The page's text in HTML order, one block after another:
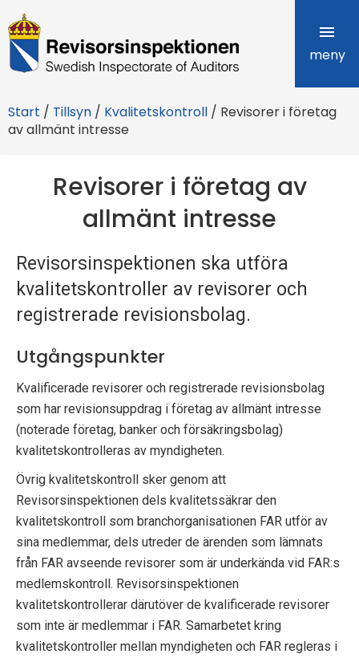
R
e
i
s
n
s
p
e
k
o
n
e
n
meny
Start / Tillsyn / Kvalitetskontroll / Revisorer i företag
av allmänt intresse
Revisorer i företag av
allmänt intresse
Revisorsinspektionen ska utföra
kvalitetskontroller av revisorer och
registrerade revisionsbolag.
Utgångspunkter
Kvalificerade revisorer och registrerade revisionsbolag
som har revisionsuppdrag i företag av allmänt intresse
(noterade företag, banker och försäkringsbolag)
kvalitetskontrolleras av myndigheten.
Övrig kvalitetskontroll sker genom att
Revisorsinspektionen dels kvalitetssäkrar den
kvalitetskontroll som branchorganisationen FAR utför av
sina medlemmar, dels utreder de ärenden som lämnats
från FAR avseende revisorer som är underkända vid FAR:s
medlemskontroll. Revisorsinspektionen
kvalitetskontrollerar därutöver de kvalificerade revisorer
som inte är medlemmar i FAR. Samarbetet kring
kvalitetskontroller mellan myndigheten och FAR regleras i